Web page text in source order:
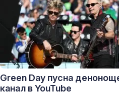
Green Day пусна
канал в YouTube